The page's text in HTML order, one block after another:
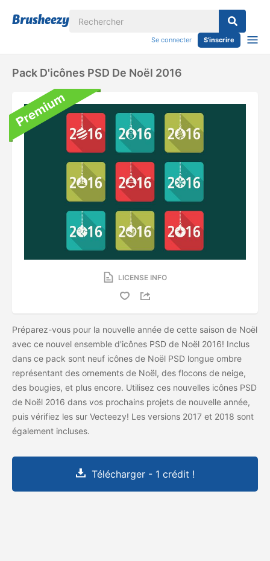
Se connecter S'inscrire
Pack D'icônes PSD De Noël 2016
LICENSE INFO
Préparez-vous pour la nouvelle année de cette saison de Noël
avec ce nouvel ensemble d'icônes PSD de Noël 2016! Inclus
dans ce pack sont neuf icônes de Noël PSD longue ombre
représentant des ornements de Noël, des flocons de neige,
des bougies, et plus encore. Utilisez ces nouvelles icônes PSD
de Noël 2016 dans vos prochains projets de nouvelle année,
puis vérifiez les sur Vecteezy! Les versions 2017 et 2018 sont
également incluses.
Télécharger - 1 crédit !